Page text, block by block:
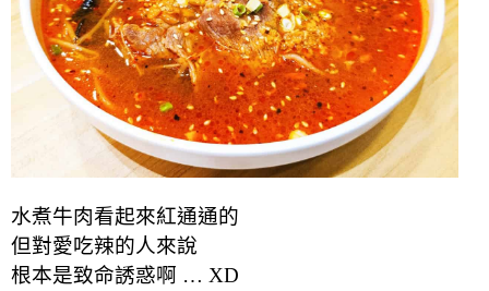
水煮牛肉看起來紅通通的
但對愛吃辣的人來說
根本是致命誘惑啊 … XD